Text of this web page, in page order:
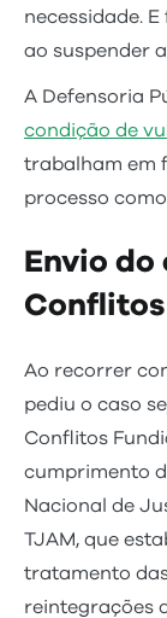
necessidade.
ao suspender
A Defensoria
condição de
trabalham em
processo como
Envio
Ao recorrer
pediu o caso
Conflitos
cumprimento
Nacional de
TJAM, que
tratamento
reintegrações